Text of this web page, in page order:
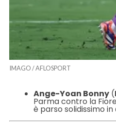
IMAGO / AFLOSPORT
Ange-Yoan Bonny(
Parma contro la
è parso solidissimo